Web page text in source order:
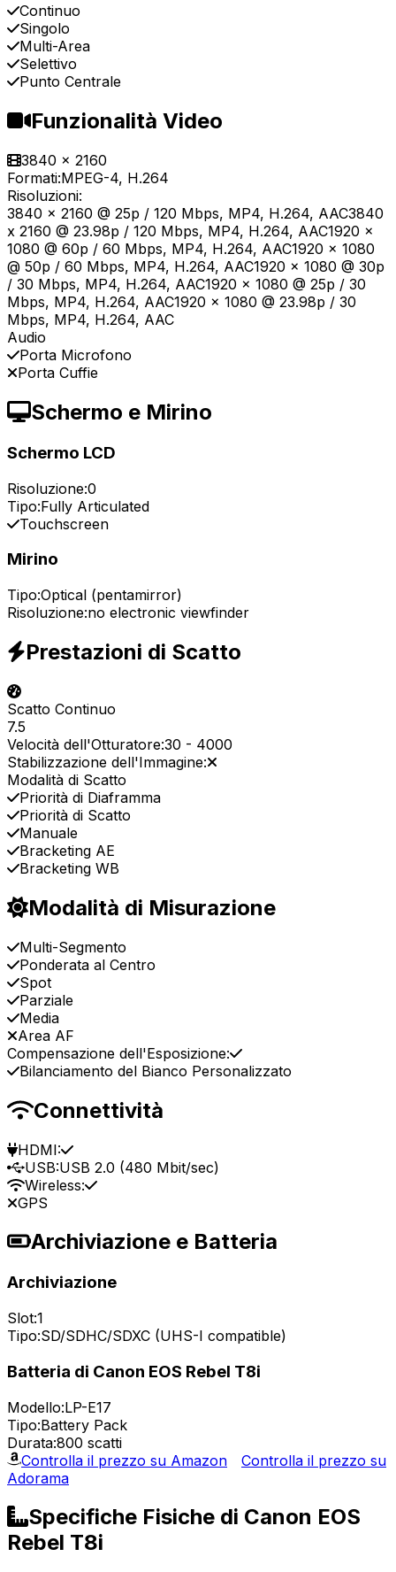
Continuo
Singolo
Multi-Area
Selettivo
Punto Centrale
Funzionalità Video
3840 x 2160
Formati:MPEG-4, H.264
Risoluzioni:
3840 x 2160 @ 25p / 120 Mbps, MP4, H.264, AAC3840
x 2160 @ 23.98p / 120 Mbps, MP4, H.264, AAC1920 x
1080 @ 60p / 60 Mbps, MP4, H.264, AAC1920 x 1080
@ 50p / 60 Mbps, MP4, H.264, AAC1920 x 1080 @ 30p
/ 30 Mbps, MP4, H.264, AAC1920 x 1080 @ 25p / 30
Mbps, MP4, H.264, AAC1920 x 1080 @ 23.98p / 30
Mbps, MP4, H.264, AAC
Audio
Porta Microfono
Porta Cuffie
Schermo e Mirino
Schermo LCD
Risoluzione:0
Tipo:Fully Articulated
Touchscreen
Mirino
Tipo:Optical (pentamirror)
Risoluzione:no electronic viewfinder
Prestazioni di Scatto
Scatto Continuo
7.5
Velocità dell'Otturatore:30 - 4000
Stabilizzazione dell'Immagine:
Modalità di Scatto
Priorità di Diaframma
Priorità di Scatto
Manuale
Bracketing AE
Bracketing WB
Modalità di Misurazione
Multi-Segmento
Ponderata al Centro
Spot
Parziale
Media
Area AF
Compensazione dell'Esposizione:
Bilanciamento del Bianco Personalizzato
Connettività
HDMI:
USB:USB 2.0 (480 Mbit/sec)
Wireless:
GPS
Archiviazione e Batteria
Archiviazione
Slot:1
Tipo:SD/SDHC/SDXC (UHS-I compatible)
Batteria di Canon EOS Rebel T8i
Modello:LP-E17
Tipo:Battery Pack
Durata:800 scatti
Controlla il prezzo su Amazon
Controlla il prezzo su
Adorama
Specifiche Fisiche di Canon EOS
Rebel T8i